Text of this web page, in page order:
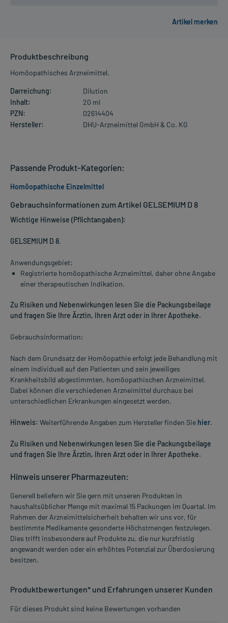
Produktbeschreibung
Homöopathisches Arzneimittel.
Darreichung:
Dilution
Inhalt:
20 ml
PZN:
02614404
Hersteller:
DHU-Arzneimittel GmbH & Co. KG
Gebrauchsinformationen zum Artikel GELSEMIUM D 8
Wichtige Hinweise (Pflichtangaben):
GELSEMIUM D 8.
Anwendungsgebiet:
Registrierte homöopathische Arzneimittel, daher ohne Angabe
einer therapeutischen Indikation.
Zu Risiken und Nebenwirkungen lesen Sie die Packungsbeilage
und fragen Sie Ihre Ärztin, Ihren Arzt oder in Ihrer Apotheke.
Gebrauchsinformation:
Nach dem Grundsatz der Homöopathie erfolgt jede Behandlung mit
einem individuell auf den Patienten und sein jeweiliges
Krankheitsbild abgestimmten, homöopathischen Arzneimittel.
Dabei können die verschiedenen Arzneimittel durchaus bei
unterschiedlichen Erkrankungen eingesetzt werden.
Hinweis: Weiterführende Angaben zum Hersteller finden Sie hier.
Zu Risiken und Nebenwirkungen lesen Sie die Packungsbeilage
und fragen Sie Ihre Ärztin, Ihren Arzt oder in Ihrer Apotheke.
Hinweis unserer Pharmazeuten:
Generell beliefern wir Sie gern mit unseren Produkten in
haushaltsüblicher Menge mit maximal 15 Packungen im Quartal. Im
Rahmen der Arzneimittelsicherheit behalten wir uns vor, für
bestimmte Medikamente gesonderte Höchstmengen festzulegen.
Dies trifft insbesondere auf Produkte zu, die nur kurzfristig
angewandt werden oder ein erhöhtes Potenzial zur Überdosierung
besitzen.
Produktbewertungen* und Erfahrungen unserer Kunden
Für dieses Produkt sind keine Bewertungen vorhanden
Passende Produkt-Kategorien:
Homöopathische Einzelmittel